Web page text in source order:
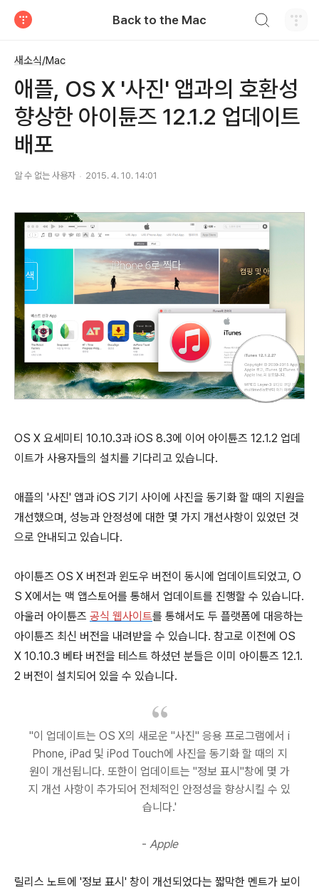
Back to the Mac
새소식/Mac
애플, OS X '사진' 앱과의 호환성
향상한 아이튠즈 12.1.2 업데이트
배포
알 수 없는 사용자 2015. 4. 10. 14:01
OS X 요세미티 10.10.3과 iOS 8.3에 이어 아이튠즈 12.1.2 업데
이트가 사용자들의 설치를 기다리고 있습니다.
애플의 '사진' 앱과 iOS 기기 사이에 사진을 동기화 할 때의 지원을
개선했으며, 성능과 안정성에 대한 몇 가지 개선사항이 있었던 것
으로 안내되고 있습니다.
아이튠즈 OS X 버전과 윈도우 버전이 동시에 업데이트되었고, O
S X에서는 맥 앱스토어를 통해서 업데이트를 진행할 수 있습니다.
아울러 아이튠즈 공식 웹사이트를 통해서도 두 플랫폼에 대응하는
아이튠즈 최신 버전을 내려받을 수 있습니다. 참고로 이전에 OS
X 10.10.3 베타 버전을 테스트 하셨던 분들은 이미 아이튠즈 12.1.
2 버전이 설치되어 있을 수 있습니다.
"이 업데이트는 OS X의 새로운 "사진" 응용 프로그램에서 i
Phone, iPad 및 iPod Touch에 사진을 동기화 할 때의 지
원이 개선됩니다. 또한이 업데이트는 "정보 표시"창에 몇 가
지 개선 사항이 추가되어 전체적인 안정성을 향상시킬 수 있
습니다.'
- Apple
릴리스 노트에 '정보 표시' 창이 개선되었다는 짧막한 멘트가 보이